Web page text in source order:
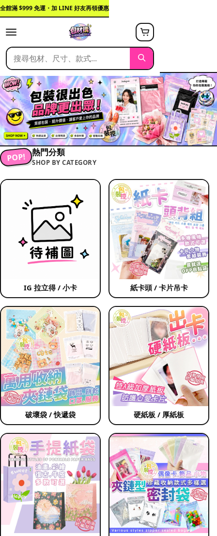
全館滿 $999 免運・加 LINE 好友再領優惠
POP! 熱門分類
SHOP BY CATEGORY
IG 拉立得 / 小卡 紙卡頭 / 卡片吊卡
破壞袋 / 快遞袋 硬紙板 / 厚紙板